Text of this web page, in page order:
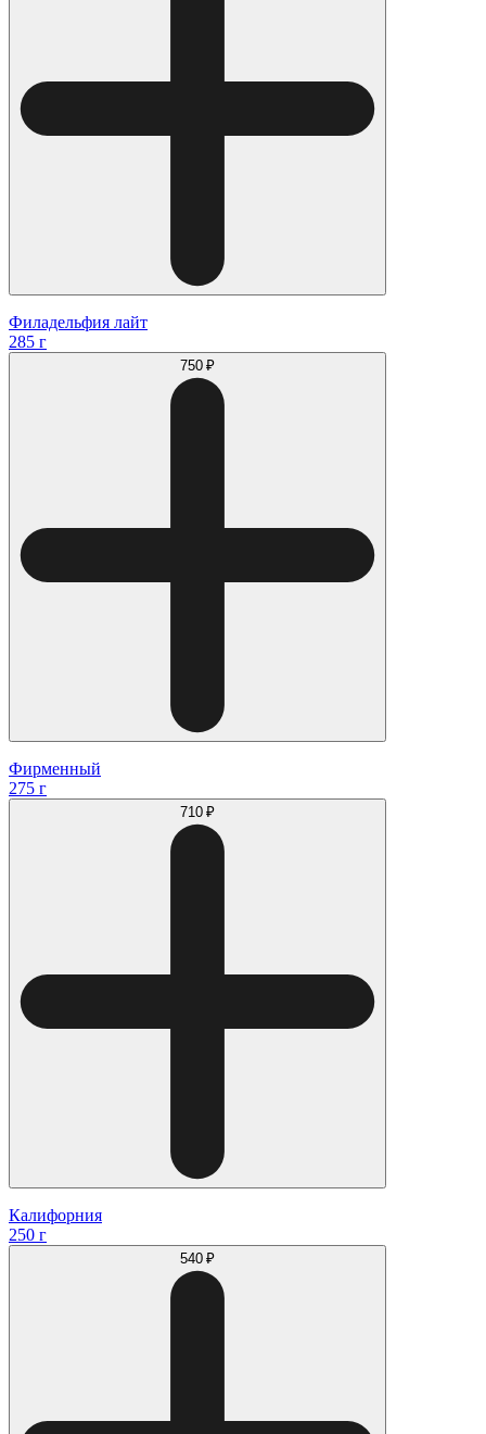
Филадельфия лайт
285 г
750 ₽
Фирменный
275 г
710 ₽
Калифорния
250 г
540 ₽